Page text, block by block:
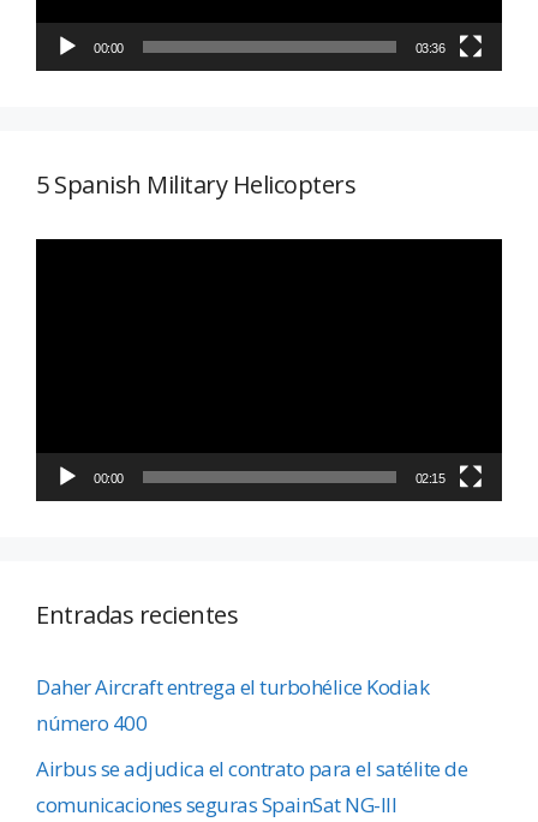
00:00 03:36
5 Spanish Military Helicopters
00:00 02:15
Entradas recientes
Daher Aircraft entrega el turbohélice Kodiak
número 400
Airbus se adjudica el contrato para el satélite de
comunicaciones seguras SpainSat NG-III